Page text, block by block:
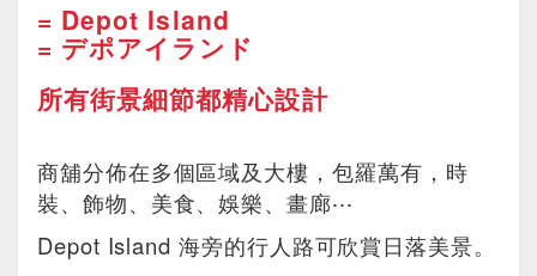
= Depot Island
= デポアイランド
所有街景細節都精心設計
商舖分佈在多個區域及大樓，包羅萬有，時
裝、飾物、美食、娛樂、畫廊‧‧‧
Depot Island 海旁的行人路可欣賞日落美景。